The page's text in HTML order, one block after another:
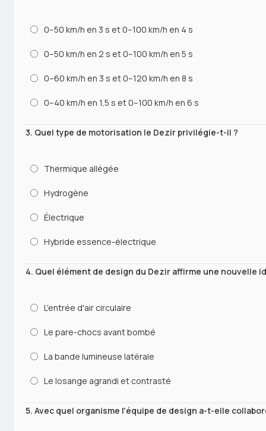
0–50 km/h en 3 s et 0–100 km/h en 4 s
0–50 km/h en 2 s et 0–100 km/h en 5 s
0–60 km/h en 3 s et 0–120 km/h en 8 s
0–40 km/h en 1,5 s et 0–100 km/h en 6 s
3. Quel type de motorisation le Dezir privilégie-t-il ?
Thermique allégée
Hydrogène
Électrique
Hybride essence-électrique
4. Quel élément de design du Dezir affirme une nouvelle
L'entrée d'air circulaire
Le pare-chocs avant bombé
La bande lumineuse latérale
Le losange agrandi et contrasté
5. Avec quel organisme l'équipe de design a-t-elle